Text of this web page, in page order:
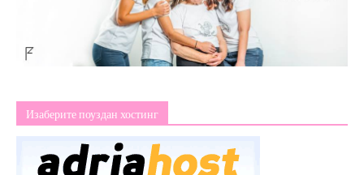
Изаберите поуздан хостинг